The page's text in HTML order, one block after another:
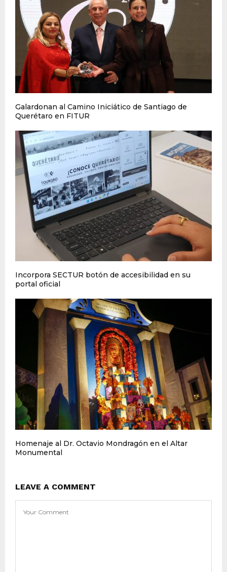
Galardonan al Camino Iniciático de Santiago de
Querétaro en FITUR
Incorpora SECTUR botón de accesibilidad en su
portal oficial
Homenaje al Dr. Octavio Mondragón en el Altar
Monumental
LEAVE A COMMENT